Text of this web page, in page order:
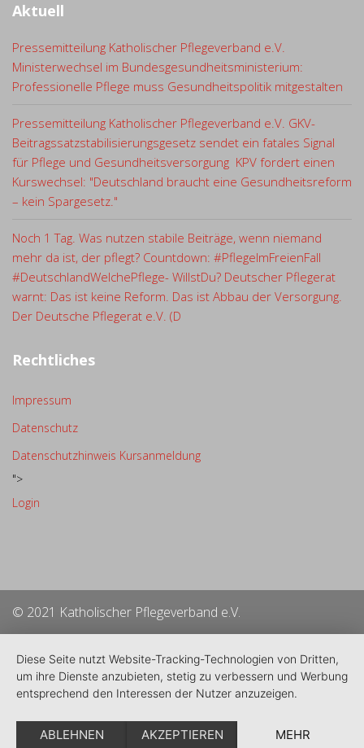
Aktuell
Pressemitteilung Katholischer Pflegeverband e.V.
Ministerwechsel im Bundesgesundheitsministerium:
Professionelle Pflege muss Gesundheitspolitik mitgestalten
Pressemitteilung Katholischer Pflegeverband e.V. GKV-
Beitragssatzstabilisierungsgesetz sendet ein fatales Signal
für Pflege und Gesundheitsversorgung KPV fordert einen
Kurswechsel: "Deutschland braucht eine Gesundheitsreform
– kein Spargesetz."
Noch 1 Tag. Was nutzen stabile Beiträge, wenn niemand
mehr da ist, der pflegt? Countdown: #PflegeImFreienFall
#DeutschlandWelchePflege- WillstDu? Deutscher Pflegerat
warnt: Das ist keine Reform. Das ist Abbau der Versorgung.
Der Deutsche Pflegerat e.V. (D
Rechtliches
Impressum
Datenschutz
Datenschutzhinweis Kursanmeldung
">
Login
© 2021 Katholischer Pflegeverband e.V.
Diese Seite nutzt Website-Tracking-Technologien von Dritten,
um ihre Dienste anzubieten, stetig zu verbessern und Werbung
entsprechend den Interessen der Nutzer anzuzeigen.
ABLEHNEN AKZEPTIEREN MEHR